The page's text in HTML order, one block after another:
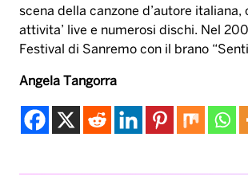
scena della canzone d’autore italiana,
attivita’ live e numerosi dischi. Nel
Festival di Sanremo con il brano
Angela Tangorra